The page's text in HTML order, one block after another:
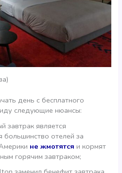
день с бесплатного
следующие нюансы:
завтрак является
большинство отелей за
не жмотятся и кормят
горячим завтраком;